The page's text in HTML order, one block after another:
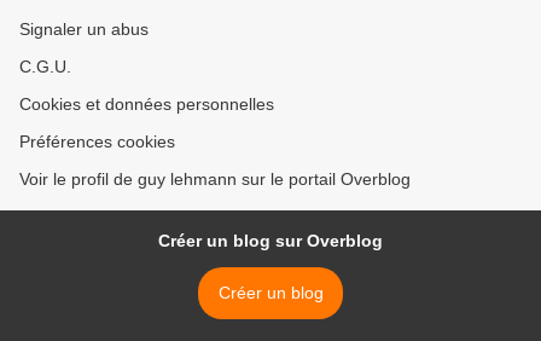
Signaler un abus
C.G.U.
Cookies et données personnelles
Préférences cookies
Voir le profil de guy lehmann sur le portail Overblog
Créer un blog sur Overblog
Créer un blog